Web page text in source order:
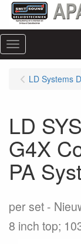
Menu
LD Systems
LD
G4X
PA
per set
8 inch top;